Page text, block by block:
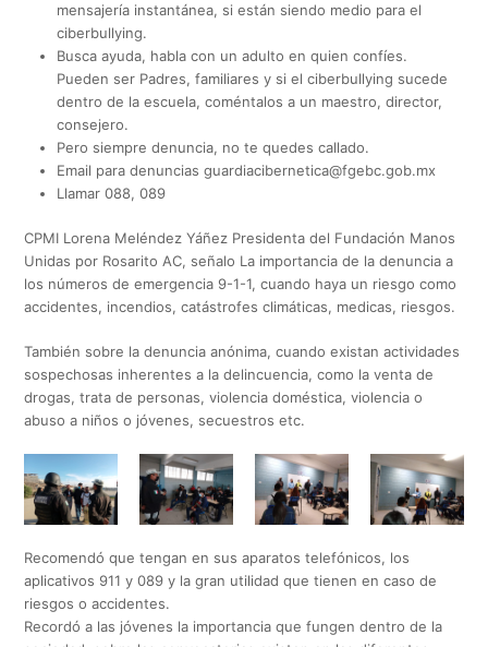
mensajería instantánea, si están siendo medio para el
ciberbullying.
Busca ayuda, habla con un adulto en quien confíes.
Pueden ser Padres, familiares y si el ciberbullying sucede
dentro de la escuela, coméntalos a un maestro, director,
consejero.
Pero siempre denuncia, no te quedes callado.
Email para denunciasguardiacibernetica@fgebc.gob.mx
Llamar 088, 089
CPMI Lorena Meléndez Yáñez Presidenta del Fundación Manos
Unidas por Rosarito AC, señalo La importancia de la denuncia a
los números de emergencia 9-1-1, cuando haya un riesgo como
accidentes, incendios, catástrofes climáticas, medicas, riesgos.
También sobre la denuncia anónima, cuando existan actividades
sospechosas inherentes a la delincuencia, como la venta de
drogas, trata de personas, violencia doméstica, violencia o
abuso a niños o jóvenes, secuestros etc.
Recomendó que tengan en sus aparatos telefónicos, los
aplicativos 911 y 089 y la gran utilidad que tienen en caso de
riesgos o accidentes.
Recordó a las jóvenes la importancia que fungen dentro de la